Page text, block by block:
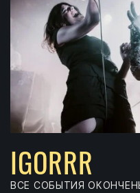
IGORRR
ВСЕ СОБЫТИЯ